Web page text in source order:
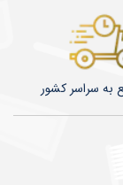
به سراسر کشور